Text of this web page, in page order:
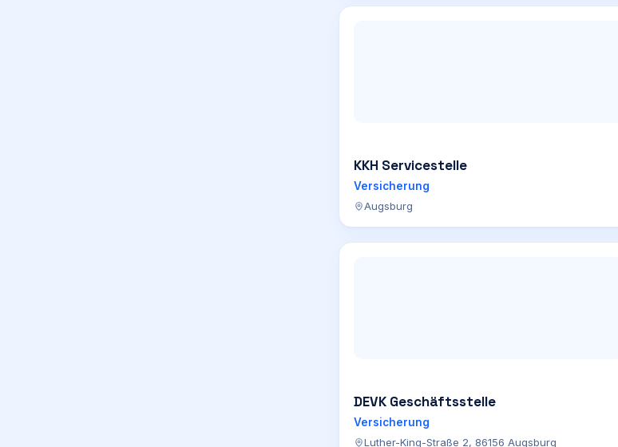
KKH Servicestelle
Versicherung
Augsburg
DEVK Geschäftsstelle
Versicherung
Luther-King-Straße 2, 86156 Augsburg